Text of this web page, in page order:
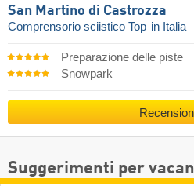
San Martino di Castrozza
Comprensorio sciistico Top in Italia
Preparazione delle piste
Snowpark
Suggerimenti per